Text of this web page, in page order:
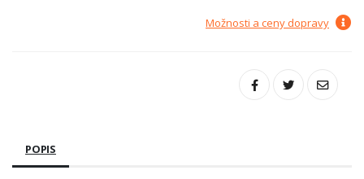
Možnosti a ceny dopravy
POPIS